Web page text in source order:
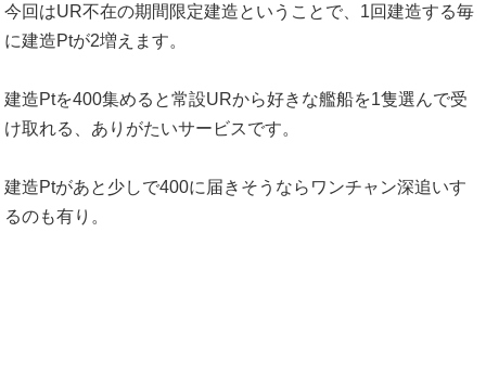
今回はUR不在の期間限定建造ということで、1回建造する毎
に建造Ptが2増えます。
建造Ptを400集めると常設URから好きな艦船を1隻選んで受
け取れる、ありがたいサービスです。
建造Ptがあと少しで400に届きそうならワンチャン深追いす
るのも有り。